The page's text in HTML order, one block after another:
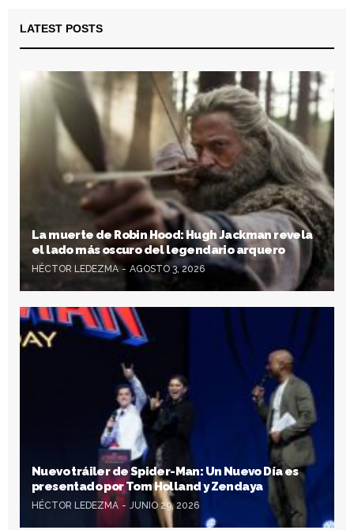
LATEST POSTS
La muerte de Robin Hood: Hugh Jackman revela
el lado más oscuro del legendario arquero
HÉCTOR LEDEZMA AGOSTO 3, 2026
Nuevo tráiler de Spider-Man: Un Nuevo Día es
presentado por Tom Holland y Zendaya
HÉCTOR LEDEZMA JUNIO 29, 2026